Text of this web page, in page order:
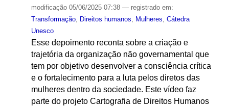
modificação05/06/2025 07:38 — registrado em:
Transformação, Direitos humanos Mulheres Cátedra
Unesco
Esse depoimento reconta sobre a criação e
trajetória da organização não governamental que
tem por objetivo desenvolver a consciência crítica
e o fortalecimento para a luta pelos diretos das
mulheres dentro da sociedade. Este vídeo faz
parte do projeto Cartografia de Direitos Humanos